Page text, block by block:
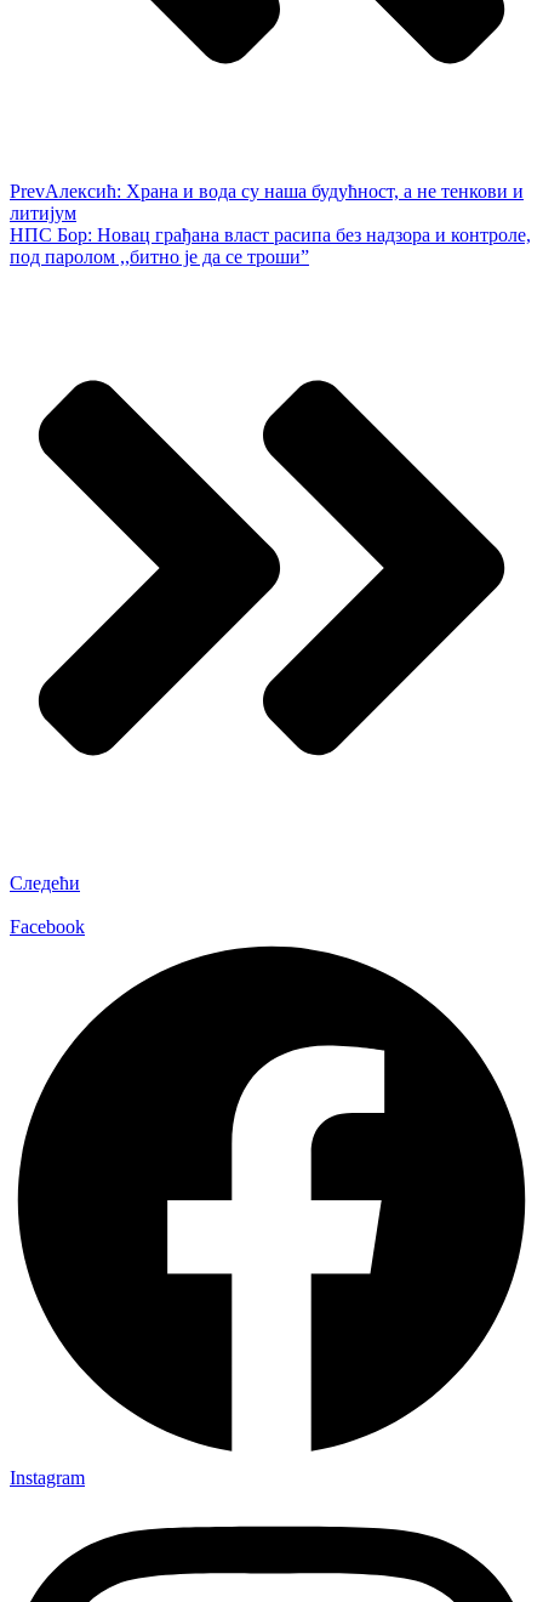
PrevАлексић: Храна и вода су наша будућност, а не тенкови и
литијум
НПС Бор: Новац грађана власт расипа без надзора и контроле,
под паролом ,,битно је да се троши”
Следећи
Facebook
Instagram